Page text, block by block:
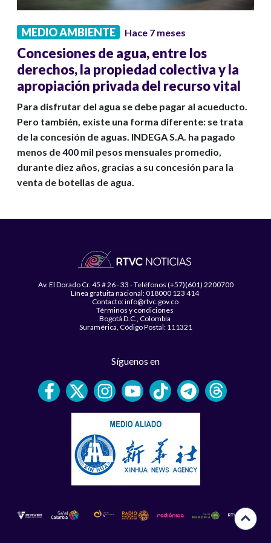
MEDIO AMBIENTE Hace 7 meses
Concesiones de agua, entre los
derechos, la propiedad colectiva y la
apropiación privada del recurso vital
Para disfrutar del agua se debe pagar al acueducto.
Pero también, existe una forma diferente: se trata
de la concesión de aguas. INDEGA S.A. ha pagado
menos de 400 mil pesos mensuales promedio,
durante diez años, gracias a su concesión para la
venta de botellas de agua.
Av. El Dorado Cr. 45 # 26 - 33 - Teléfonos (+57)(601) 2200700
Línea gratuita nacional: 018000 123 414
Contacto: info@rtvc.gov.co
Términos y condiciones
Bogotá D.C., Colombia
Suramérica, Código Postal: 111321
Síguenos en